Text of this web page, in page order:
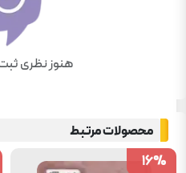
هنوز نظری
محصولات مرتبط
16%
16%